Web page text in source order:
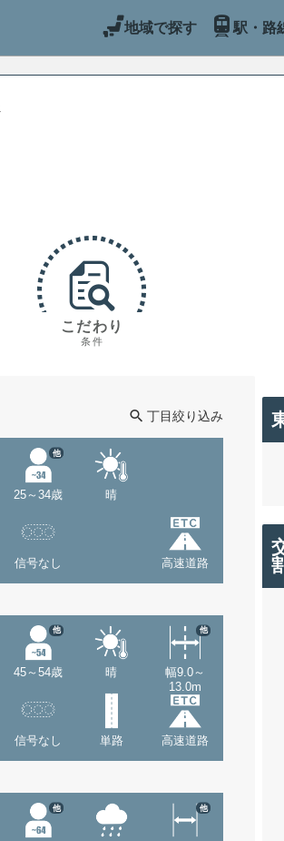
地域で探す 駅・路
こだわり
条件
丁目絞り込み
25～34歳
他
晴
信号なし 高速道路
45～54歳
他
晴
幅9.0～
13.0m
他
信号なし 単路 高速道路
他 他